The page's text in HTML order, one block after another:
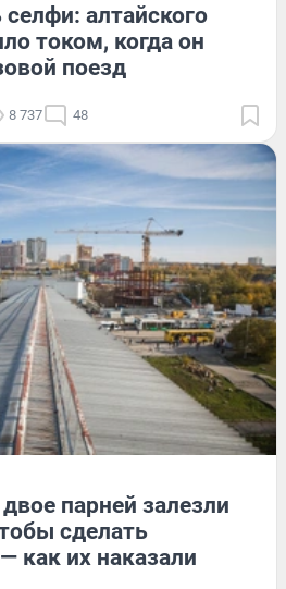
алтайского
током, когда он
поезд
8 737 48
парней залезли
сделать
как их наказали